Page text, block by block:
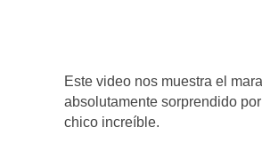
Este video nos muestra el
absolutamente sorprendido
chico increíble.